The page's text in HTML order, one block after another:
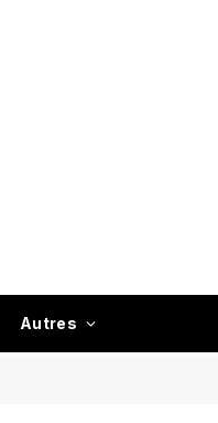
Autres